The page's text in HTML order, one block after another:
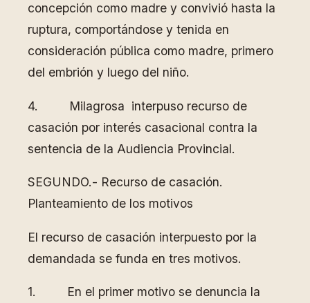
concepción como madre y convivió hasta la
ruptura, comportándose y tenida en
consideración pública como madre, primero
del embrión y luego del niño.
4. Milagrosa interpuso recurso de
casación por interés casacional contra la
sentencia de la Audiencia Provincial.
SEGUNDO.- Recurso de casación.
Planteamiento de los motivos
El recurso de casación interpuesto por la
demandada se funda en tres motivos.
1. En el primer motivo se denuncia la